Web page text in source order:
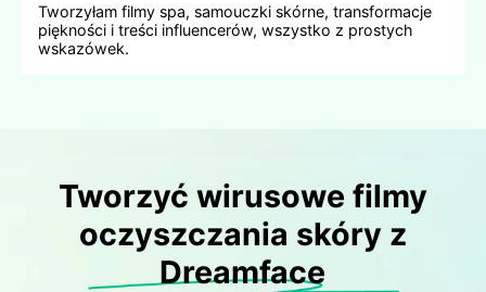
Tworzyłam filmy spa, samouczki skórne, transformacje
piękności i treści influencerów, wszystko z prostych
wskazówek.
Tworzyć wirusowe filmy
oczyszczania skóry z
Dreamface